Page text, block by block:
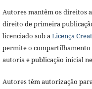
Autores mantêm os direitos
direito de primeira
licenciado sob aLicença
permite o
autoria e publicação inicial
Autores têm autorização